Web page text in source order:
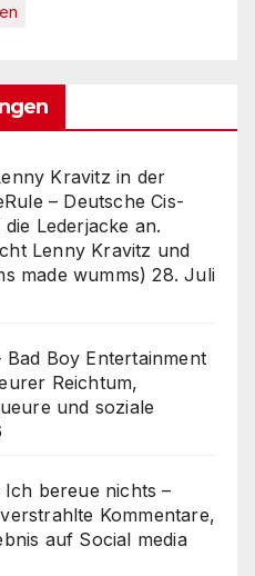
Kravitz in der
– Deutsche Cis-
Lederjacke an.
Lenny Kravitz und
made wumms) 28. Juli
Bad Boy Entertainment
Reichtum,
und soziale
Ich bereue nichts –
Kommentare,
auf Social media